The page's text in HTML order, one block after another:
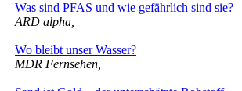
Was sind PFAS und wie gefährlich sind sie?
ARD alpha,
Wo bleibt unser Wasser?
MDR Fernsehen,